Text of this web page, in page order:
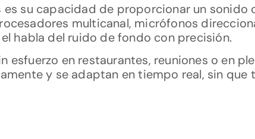
es su capacidad de proporcionar un sonido
multicanal, micrófonos
habla del ruido de fondo con precisión.
en restaurantes, reuniones o en
y se adaptan en tiempo real, sin que